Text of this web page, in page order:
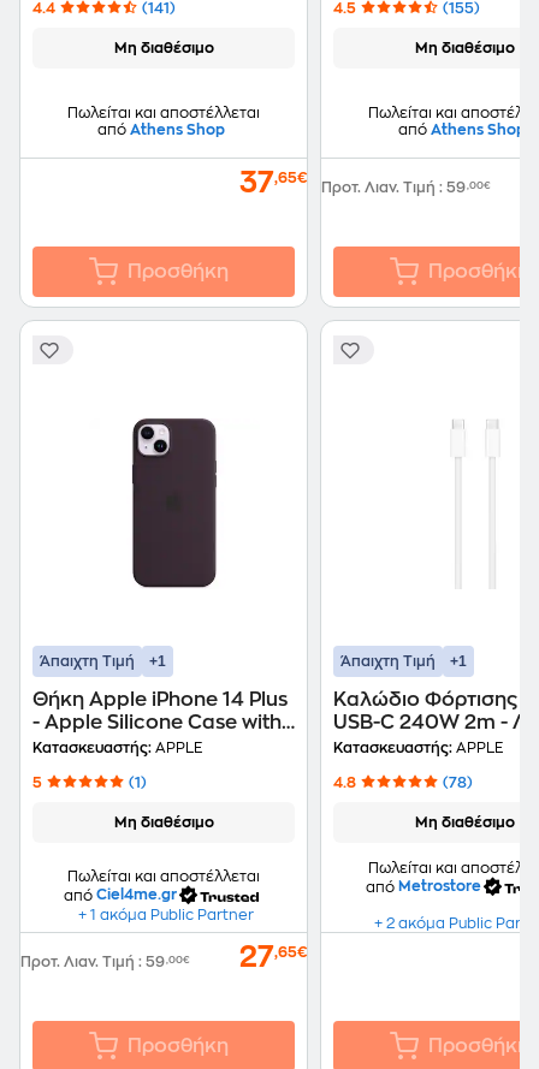
4.4 (141)
Μη διαθέσιμο
Πωλείται και αποστέλλεται
από Athens Shop
37,65€
Προσθήκη
4.5 (155)
Μη διαθέσιμο
Πωλείται και
από Athens Shop
Προτ. Λιαν. Τιμή : 59,00€
Προσθήκη
Άπαιχτη Τιμή +1
Θήκη Apple iPhone 14 Plus
- Apple Silicone Case with
MagSafe - Elderberry
Κατασκευαστής: APPLE
5 (1)
Μη διαθέσιμο
Πωλείται και αποστέλλεται
από Ciel4me.gr
+ 1 ακόμα Public Partner
Προτ. Λιαν. Τιμή : 59,00€ 27,65€
Προσθήκη
Άπαιχτη Τιμή +1
Καλώδιο Φόρτισης
USB-C 240W 2m -
Κατασκευαστής: APPLE
4.8 (78)
Μη διαθέσιμο
Πωλείται και
από Metrostore
+ 2 ακόμα Public
Προσθήκη